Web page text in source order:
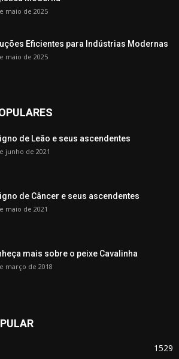
maio de 2025
Eficientes para Indústrias Modernas
maio de 2025
de Leão e seus ascendentes
junho de 2021
de Câncer e seus ascendentes
maio de 2021
mais sobre o peixe Cavalinha
março de 2018
1529